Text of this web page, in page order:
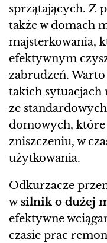
sprzątających. Z
także w domach
majsterkowania,
efektywnym
zabrudzeń.
takich sytuacjach
ze
domowych, które
zniszczeniu, w
użytkowania.
Odkurzacze
w silnik o dużej
efektywne
czasie prac